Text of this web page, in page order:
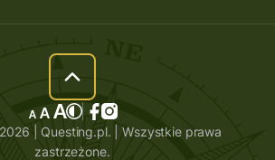
| Questing.pl. | Wszystkie prawa
zastrzeżone.